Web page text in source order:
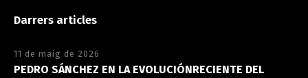
Darrers articles
11 de maig de 2026
PEDRO SÁNCHEZ EN LA EVOLUCIÓNRECIENTE DEL